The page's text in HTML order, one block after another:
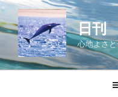
コ
ン
テ
ツ
日刊
心地よさ